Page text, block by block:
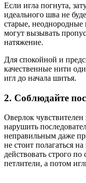
Если игла погнута,
идеального шва не
старые,
могут вызывать
натяжение.
Для спокойной и
качественные нити
игл до начала шитья.
2. Соблюдайте
Оверлок
нарушить
неправильным даже
не стоит полагаться
действовать строго
петлители, а потом